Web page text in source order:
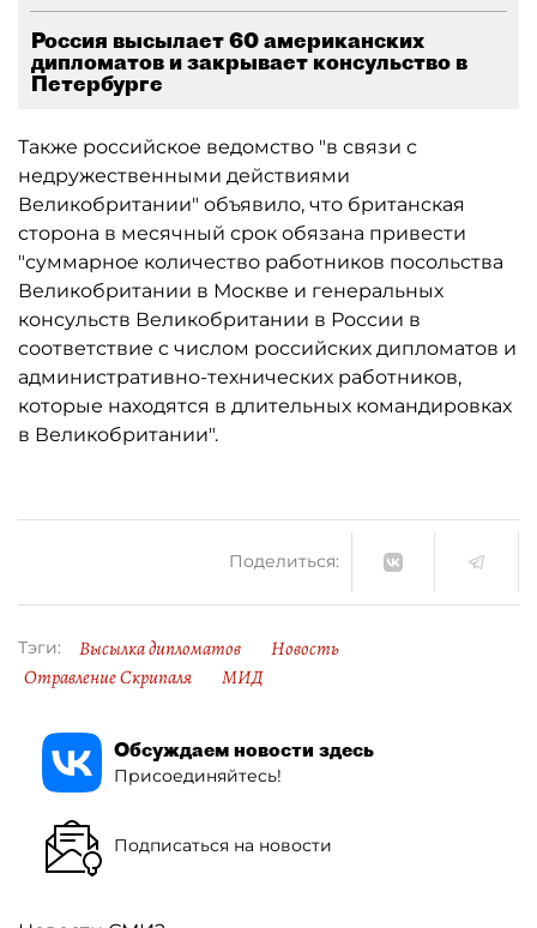
Россия высылает 60 американских
дипломатов и закрывает консульство в
Петербурге
Также российское ведомство "в связи с
недружественными действиями
Великобритании" объявило, что британская
сторона в месячный срок обязана привести
"суммарное количество работников посольства
Великобритании в Москве и генеральных
консульств Великобритании в России в
соответствие с числом российских дипломатов и
административно-технических работников,
которые находятся в длительных командировках
в Великобритании".
Поделиться:
Тэги: Высылка дипломатов
Новость
Отравление Скрипаля
МИД
Обсуждаем новости здесь
Присоединяйтесь!
Подписаться на новости